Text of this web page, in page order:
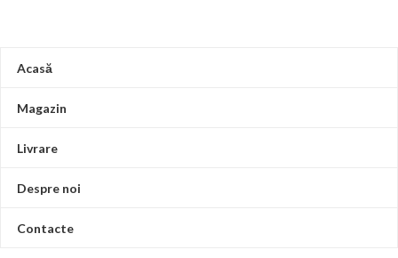
Acasă
Magazin
Livrare
Despre noi
Contacte